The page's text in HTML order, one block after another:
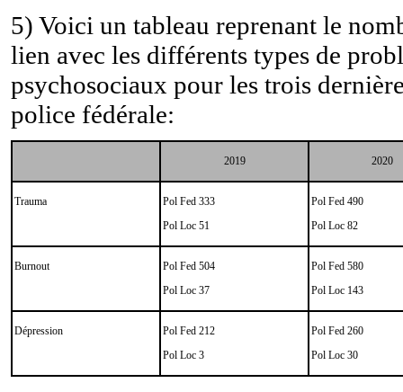
5) Voici un tableau reprenant le
lien avec les différents types de
psychosociaux pour les trois
police fédérale:
2019 2020
Trauma
Pol Fed 333
Pol Loc 51
Pol Fed 490
Pol Loc 82
Burnout
Pol Fed 504
Pol Loc 37
Pol Fed 580
Pol Loc 143
Dépression
Pol Fed 212
Pol Loc 3
Pol Fed 260
Pol Loc 30